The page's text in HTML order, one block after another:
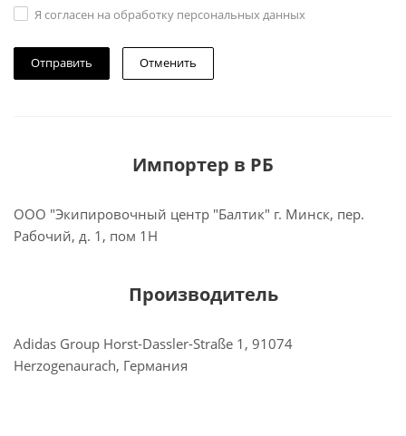
Я согласен на обработку персональных данных
Отменить
Импортер в РБ
ООО "Экипировочный центр "Балтик" г. Минск, пер.
Рабочий, д. 1, пом 1Н
Производитель
Adidas Group Horst-Dassler-Straße 1, 91074
Herzogenaurach, Германия